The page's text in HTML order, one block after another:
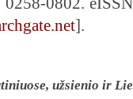
].
užsienio ir